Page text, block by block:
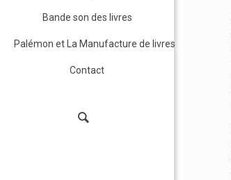
Bande son des livres
Palémon et La Manufacture de livres
Contact